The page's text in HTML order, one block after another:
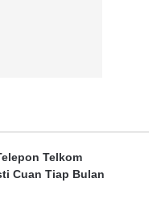
Telkom
Cuan Tiap Bulan